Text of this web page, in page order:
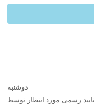
دوشنبه